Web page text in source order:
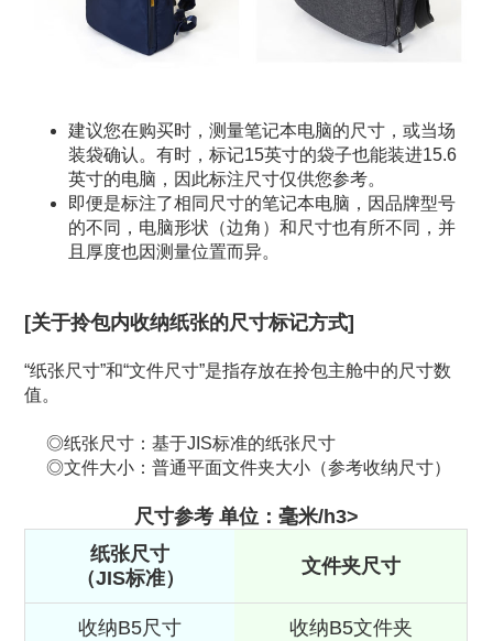
建议您在购买时，测量笔记本电脑的尺寸，或当场
装袋确认。有时，标记15英寸的袋子也能装进15.6
英寸的电脑，因此标注尺寸仅供您参考。
即便是标注了相同尺寸的笔记本电脑，因品牌型号
的不同，电脑形状（边角）和尺寸也有所不同，并
且厚度也因测量位置而异。
[关于拎包内收纳纸张的尺寸标记方式]
“纸张尺寸”和“文件尺寸”是指存放在拎包主舱中的尺寸数
值。
纸张尺寸：基于JIS标准的纸张尺寸
文件大小：普通平面文件夹大小（参考收纳尺寸）
尺寸参考 单位：毫米/h3>
纸张尺寸
（JIS标准）
文件夹尺寸
收纳B5尺寸 收纳B5文件夹